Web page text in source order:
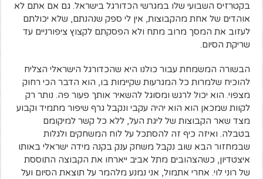
בקטרזיס השבועי שלו במגרשי הכדורגל בישראל. גם אם אתם לא
אוהדים של אחת מהקבוצות, אין לי ספק שנהנתם, שלא יכולתם
לעזוב את המסך מרוב מתח ולא הפסקתם לקצוץ ציפורניים עד
שריקת הסיום.
הבשורה המשמחת עבור כולנו היא שהכדורגל הישראלי הצליח
להוכיח שלמרות כל המגרעות שקיימות בו, הוא הדבר הכי רחוק
מצפוי. הוא יכול לרגש ומסוגל להשאיר אותך פעור פה. נותר רק
לקוות שמכאן הוא הוא יהיה עקבי ונקבל גרף שיפור מתמיד וקבוע
מצד שאר הקבוצות של ליגת העל, ללא כל קשר למיקומם
בטבלה. ואיזה כיף זה להסתכל על לוח המשחקים ולגלות
שבמחזור הבא שוב נקבל משחק ענק בקנה מידה ישראלי באותו
איצטדיון, כשהצהובים מתל אביב ייארחו את הקבוצה התוססת
של רוני לוי. אחרי אתמול, אני נמנע מלהמר על תוצאת הסיום ועל